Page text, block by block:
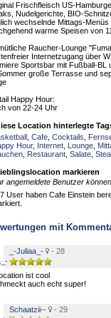
Frischfleisch US-
Nudelgerichte, BIO-
wechselnde Mittags-Menüs
warme Speisen von
Raucher-Lounge
Internetzugang über
Sportsbar mit Fußball-BL
große Terrasse und
Happy Hour:
von 22-24 Uhr
Location hinterlegte
Cafe Cocktails
Hour, Internet Lounge
Restaurant Salate
markieren
angemeldete Benutzer
User haben Cafe Einstein
mit
_-Juliaa_- - 28
ist cool
auch echt super!
Schaatzii-- - 29